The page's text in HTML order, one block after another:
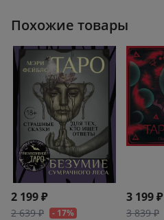
Похожие товары
2 199 ₽
2 639 ₽ - 17%
3 199 ₽
3 839 ₽